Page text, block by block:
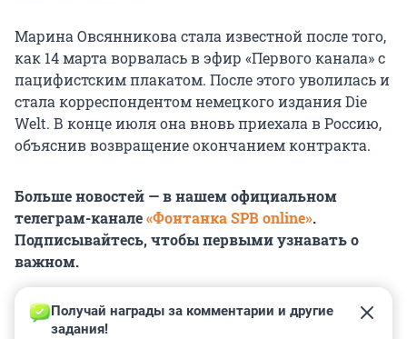
Марина Овсянникова стала известной после того,
как 14 марта ворвалась в эфир «Первого канала» с
пацифистским плакатом. После этого уволилась и
стала корреспондентом немецкого издания Die
Welt. В конце июля она вновь приехала в Россию,
объяснив возвращение окончанием контракта.
Больше новостей — в нашем официальном
телеграм-канале«Фонтанка SPB online».
Подписывайтесь, чтобы первыми узнавать о
важном.
Получай награды за комментарии и другие
задания!